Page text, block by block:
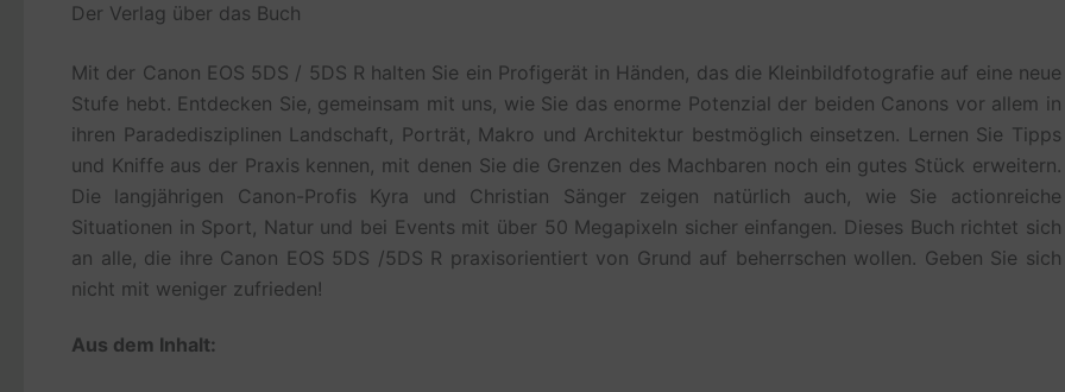
Der Verlag über das Buch
Mit der Canon EOS 5DS / 5DS R halten Sie ein Profigerät in Händen, das die Kleinbildfotografie auf eine neue
Stufe hebt. Entdecken Sie, gemeinsam mit uns, wie Sie das enorme Potenzial der beiden Canons vor allem in
ihren Paradedisziplinen Landschaft, Porträt, Makro und Architektur bestmöglich einsetzen. Lernen Sie Tipps
und Kniffe aus der Praxis kennen, mit denen Sie die Grenzen des Machbaren noch ein gutes Stück erweitern.
Die langjährigen Canon-Profis Kyra und Christian Sänger zeigen natürlich auch, wie Sie actionreiche
Situationen in Sport, Natur und bei Events mit über 50 Megapixeln sicher einfangen. Dieses Buch richtet sich
an alle, die ihre Canon EOS 5DS /5DS R praxisorientiert von Grund auf beherrschen wollen. Geben Sie sich
nicht mit weniger zufrieden!
Aus dem Inhalt: